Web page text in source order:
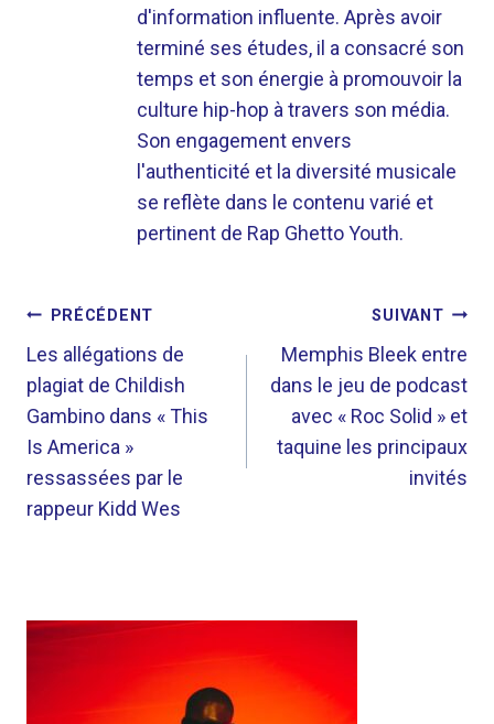
d'information influente. Après avoir
terminé ses études, il a consacré son
temps et son énergie à promouvoir la
culture hip-hop à travers son média.
Son engagement envers
l'authenticité et la diversité musicale
se reflète dans le contenu varié et
pertinent de Rap Ghetto Youth.
NAVIGATION
DE
L’ARTICLE
PRÉCÉDENT
Les allégations de
plagiat de Childish
Gambino dans « This
Is America »
ressassées par le
rappeur Kidd Wes
SUIVANT
Memphis Bleek entre
dans le jeu de podcast
avec « Roc Solid » et
taquine les principaux
invités